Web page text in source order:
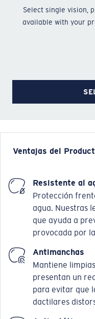
Select single vision,
available with your
Ventajas del
Resistente al
Protección
agua. Nuestras
que ayuda a
provocada por
Antimanchas
Mantiene
presentan un
para evitar que
dactilares